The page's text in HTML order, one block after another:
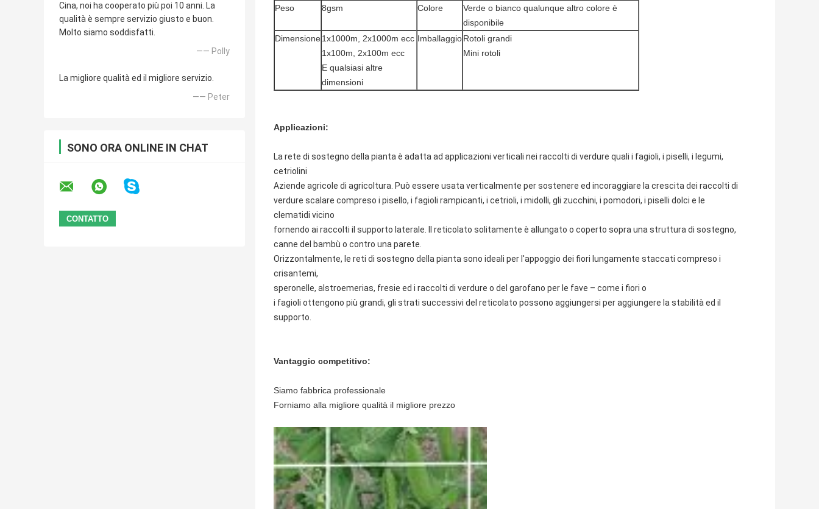
Cina, noi ha cooperato più poi 10 anni. La
qualità è sempre servizio giusto e buon.
Molto siamo soddisfatti.
—— Polly
La migliore qualità ed il migliore servizio.
—— Peter
SONO ORA ONLINE IN CHAT
Peso
8gsm Colore
Verde o bianco qualunque altro colore è
disponibile
Dimensione1x1000m, 2x1000m ecc
1x100m, 2x100m ecc
E qualsiasi altre
dimensioni
ImballaggioRotoli grandi
Mini rotoli
Applicazioni:
La rete di sostegno della pianta è adatta ad applicazioni verticali nei raccolti di verdure quali i fagioli, i piselli, i legumi,
cetriolini
Aziende agricole di agricoltura. Può essere usata verticalmente per sostenere ed incoraggiare la crescita dei raccolti di
verdure scalare compreso i pisello, i fagioli rampicanti, i cetrioli, i midolli, gli zucchini, i pomodori, i piselli dolci e le
clematidi vicino
fornendo ai raccolti il supporto laterale. Il reticolato solitamente è allungato o coperto sopra una struttura di sostegno,
canne del bambù o contro una parete.
Orizzontalmente, le reti di sostegno della pianta sono ideali per l'appoggio dei fiori lungamente staccati compreso i
crisantemi,
speronelle, alstroemerias, fresie ed i raccolti di verdure o del garofano per le fave – come i fiori o
i fagioli ottengono più grandi, gli strati successivi del reticolato possono aggiungersi per aggiungere la stabilità ed il
supporto.
Vantaggio competitivo:
Siamo fabbrica professionale
Forniamo alla migliore qualità il migliore prezzo